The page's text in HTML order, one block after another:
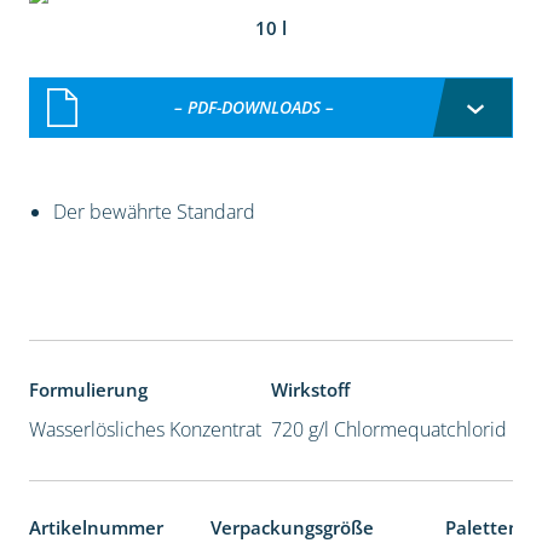
10 l
– PDF-DOWNLOADS –
Der bewährte Standard
Formulierung
Wasserlösliches Konzentrat
Wirkstoff
720 g/l Chlormequatchlorid
Artikelnummer Verpackungsgröße